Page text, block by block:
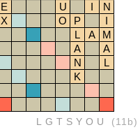
E U I
N
X O P
I
L A
M
A
A
N
L
K
LGTSYOU (11b)